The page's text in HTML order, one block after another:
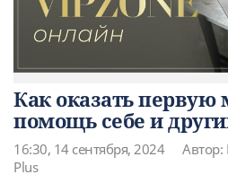
Как оказать
помощь себе и
16:30, 14 сентября, 2024
Plus